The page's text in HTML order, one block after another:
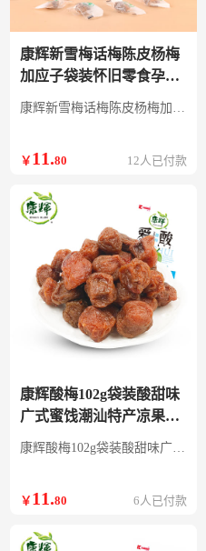
康辉新雪梅话梅陈皮杨梅
加应子袋装怀旧零食孕妇
酸甜口味李子蜜饯 雪梅
102g
康辉新雪梅话梅陈皮杨梅加应子袋装怀旧零食孕妇酸甜口味李子蜜饯
￥ 11.80 12人已付款
康辉酸梅102g袋装酸甜味
广式蜜饯潮汕特产凉果李
子8090后怀旧食品 爱酸-酸
康辉酸梅102g袋装酸甜味广式蜜饯潮汕特产凉果李子8090后怀旧食品
￥ 11.80 6人已付款